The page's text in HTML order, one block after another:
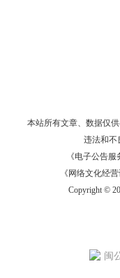
本站所有文章、数据仅
违法和不
《电子公告服务
《网络文化经
Copyright ©
闽